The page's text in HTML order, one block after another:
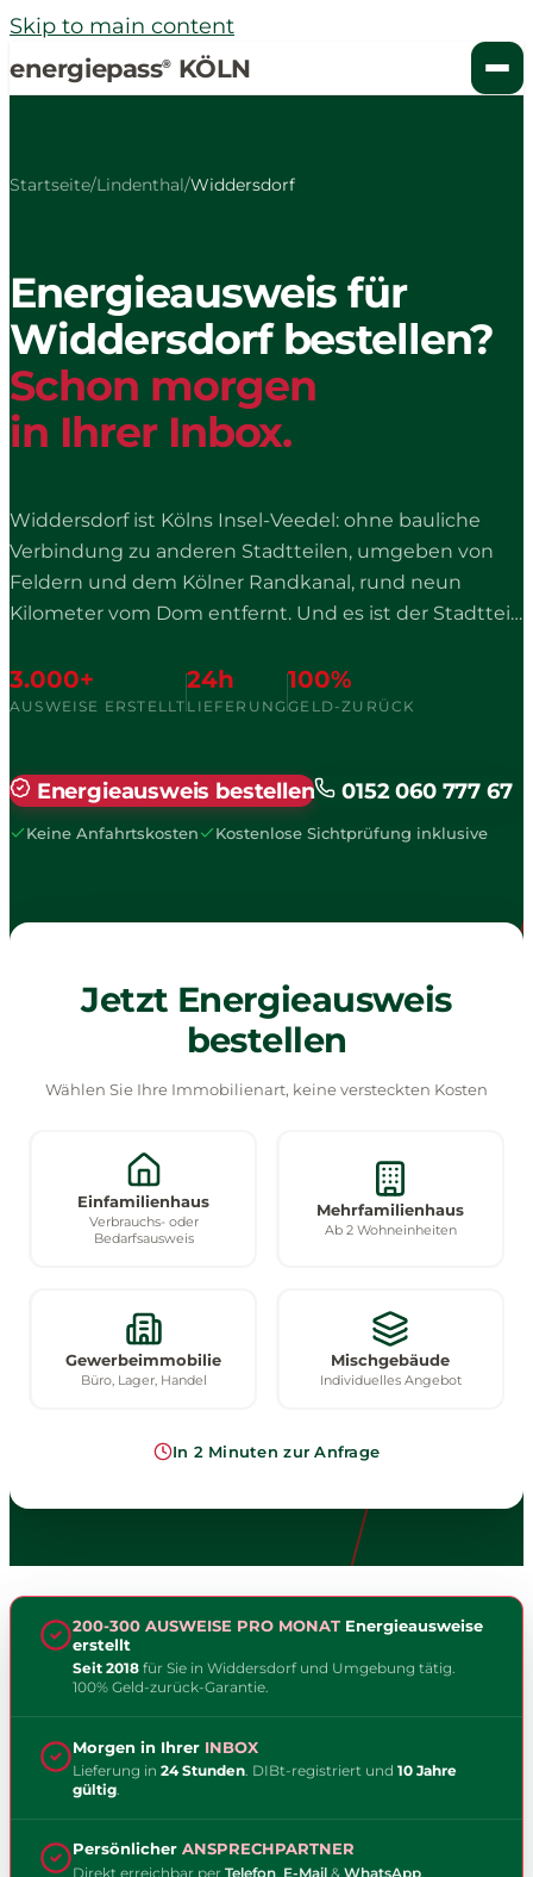
Skip to main content
energiepass® KÖLN
Startseite/Lindenthal/Widdersdorf
Energieausweis für
Widdersdorf bestellen?
Schon morgen
in Ihrer Inbox.
Widdersdorf ist Kölns Insel-Veedel: ohne bauliche
Verbindung zu anderen Stadtteilen, umgeben von
Feldern und dem Kölner Randkanal, rund neun
Kilometer vom Dom entfernt. Und es ist der Stadtteil
Westen: Mit dem rund 130 Hektar großen
Erschließungsprojekt Prima Colonia, zeitweise eines
und 2015 auf heute rund 13.000. Dass hier 1902 die
Kölsch-Brauerei Sester gegründet wurde, deren
Dorfkern rund um Sankt Jakobus, der erstmals 1109
3.000+
AUSWEISE ERSTELLT
24h
LIEFERUNG
100%
GELD-ZURÜCK
Energieausweis bestellen 0152 060 777 67
Keine Anfahrtskosten Kostenlose Sichtprüfung inklusive
Jetzt Energieausweis
bestellen
Wählen Sie Ihre Immobilienart, keine versteckten Kosten
Einfamilienhaus
Verbrauchs- oder
Bedarfsausweis
Mehrfamilienhaus
Ab 2 Wohneinheiten
Gewerbeimmobilie
Büro, Lager, Handel
Mischgebäude
Individuelles Angebot
In 2 Minuten zur Anfrage
200-300 AUSWEISE PRO MONAT Energieausweise
erstellt
Seit 2018 für Sie in Widdersdorf und Umgebung tätig.
100% Geld-zurück-Garantie.
Morgen in Ihrer INBOX
Lieferung in24 Stunden . DIBt-registriert und10 Jahre
gültig
PersönlicherANSPRECHPARTNER
Direkt erreichbar perTelefon E-Mail &WhatsApp